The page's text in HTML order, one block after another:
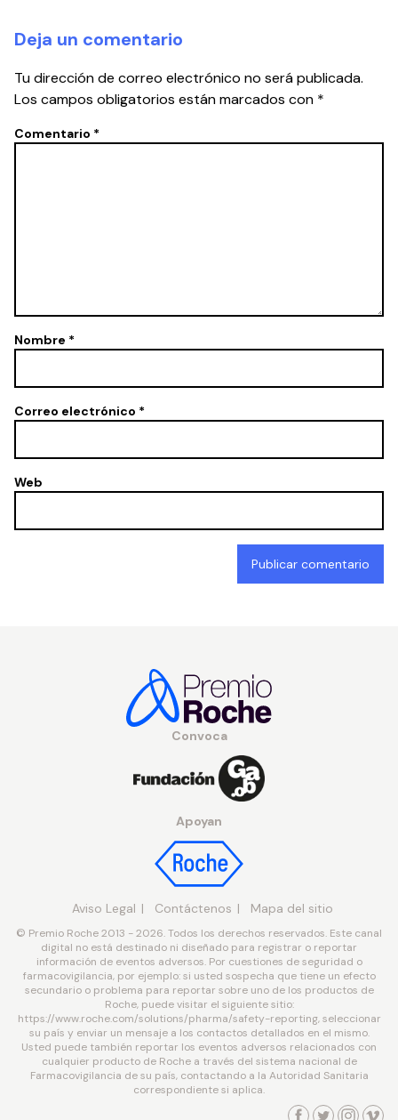
Deja un comentario
Tu dirección de correo electrónico no será publicada.
Los campos obligatorios están marcados con *
Comentario *
Nombre *
Correo electrónico *
Web
Convoca
Apoyan
Aviso Legal Contáctenos Mapa del sitio
© Premio Roche 2013 - 2026. Todos los derechos reservados. Este canal
digital no está destinado ni diseñado para registrar o reportar
información de eventos adversos. Por cuestiones de seguridad o
farmacovigilancia, por ejemplo: si usted sospecha que tiene un efecto
secundario o problema para reportar sobre uno de los productos de
Roche, puede visitar el siguiente sitio:
https://www.roche.com/solutions/pharma/safety-reporting, seleccionar
su país y enviar un mensaje a los contactos detallados en el mismo.
Usted puede también reportar los eventos adversos relacionados con
cualquier producto de Roche a través del sistema nacional de
Farmacovigilancia de su país, contactando a la Autoridad Sanitaria
correspondiente si aplica.